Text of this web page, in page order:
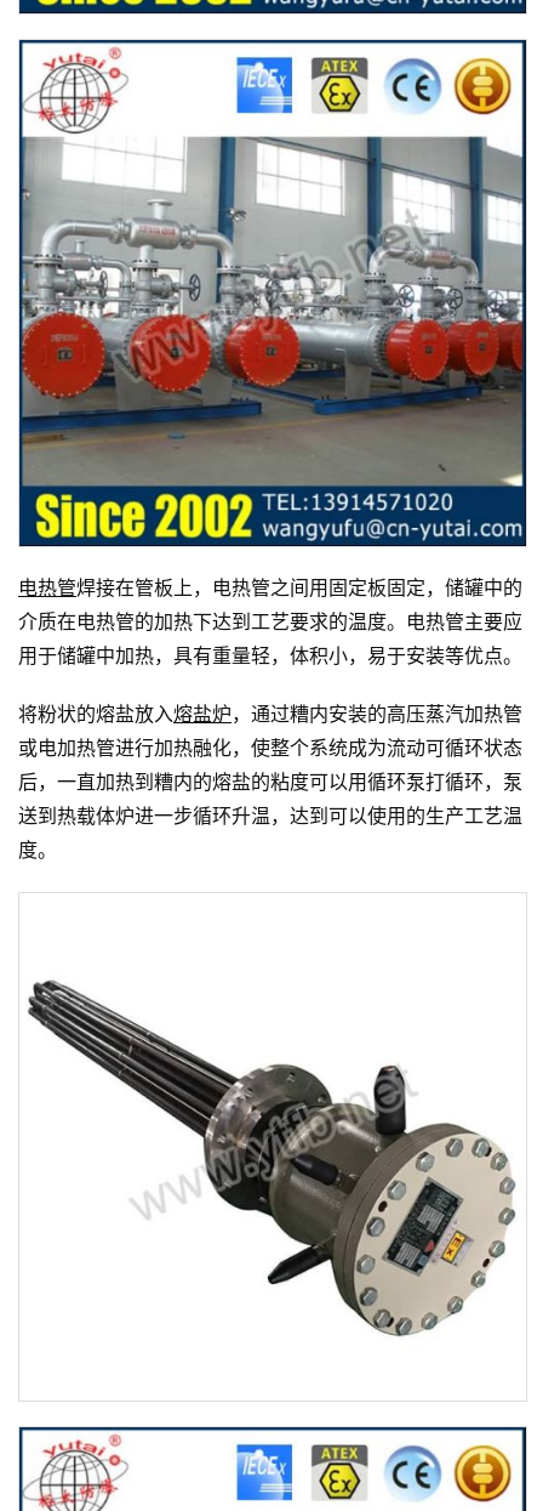
电热管焊接在管板上，电热管之间用固定板固定，储罐中的
介质在电热管的加热下达到工艺要求的温度。电热管主要应
用于储罐中加热，具有重量轻，体积小，易于安装等优点。
将粉状的熔盐放入熔盐炉，通过糟内安装的高压蒸汽加热管
或电加热管进行加热融化，使整个系统成为流动可循环状态
后，一直加热到糟内的熔盐的粘度可以用循环泵打循环，泵
送到热载体炉进一步循环升温，达到可以使用的生产工艺温
度。